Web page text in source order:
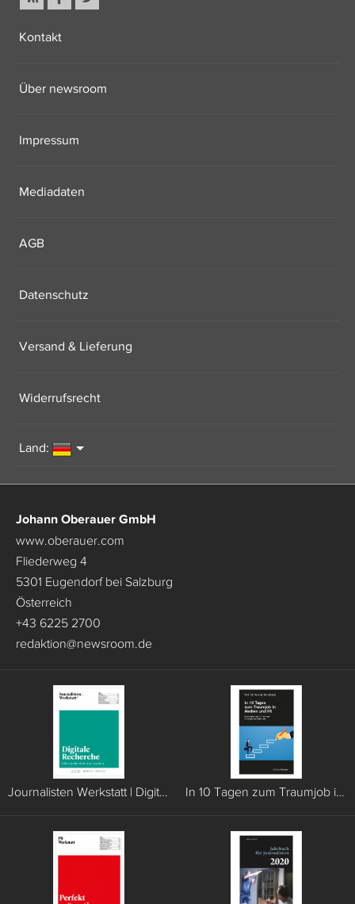
Kontakt
Über newsroom
Impressum
Mediadaten
AGB
Datenschutz
Versand & Lieferung
Widerrufsrecht
Land:
Johann Oberauer GmbH
www.oberauer.com
Fliederweg 4
5301 Eugendorf bei Salzburg
Österreich
+43 6225 2700
redaktion@newsroom.de
Journalisten Werkstatt | Digitale Recherche In 10 Tagen zum Traumjob in Medien und PR